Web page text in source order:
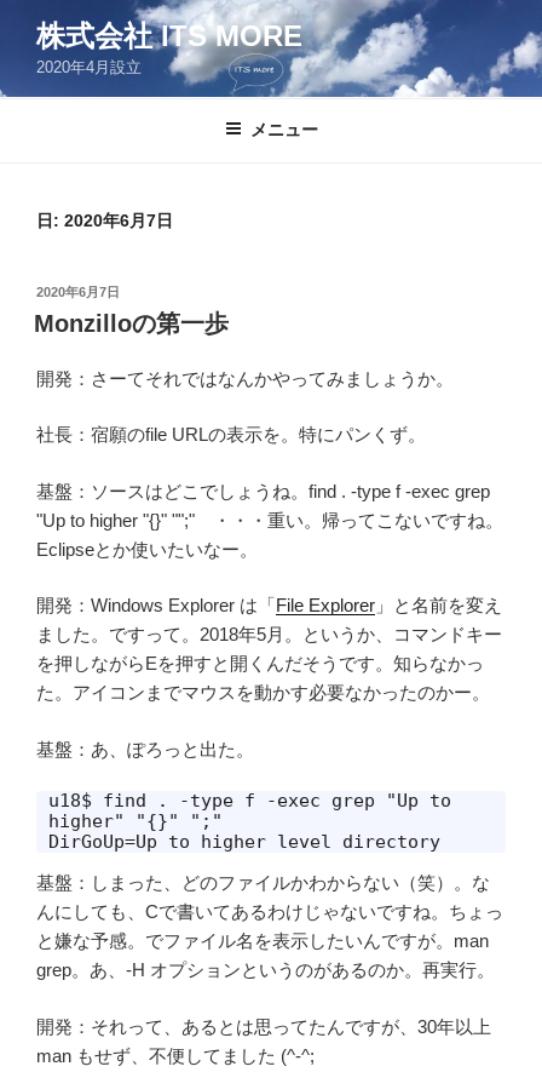
ン
株式会社 ITS MORE
2020年4月設立
メニュー
日: 2020年6月7日
投
稿
日:
2020年6月7日
Monzilloの第一歩
開発：さーてそれではなんかやってみましょうか。
社長：宿願のfile URLの表示を。特にパンくず。
基盤：ソースはどこでしょうね。find . -type f -exec grep
"Up to higher "{}" "";" ・・・重い。帰ってこないですね。
Eclipseとか使いたいなー。
開発：Windows Explorer は「File Explorer 」と名前を変え
ました。ですって。2018年5月。というか、コマンドキー
を押しながらEを押すと開くんだそうです。知らなかっ
た。アイコンまでマウスを動かす必要なかったのかー。
基盤：あ、ぽろっと出た。
u18$ find . -type f -exec grep "Up to
higher" "{}" ";"
DirGoUp=Up to higher level directory
基盤：しまった、どのファイルかわからない（笑）。な
んにしても、Cで書いてあるわけじゃないですね。ちょっ
と嫌な予感。でファイル名を表示したいんですが。man
grep。あ、-H オプションというのがあるのか。再実行。
開発：それって、あるとは思ってたんですが、30年以上
man もせず、不便してました (^-^;